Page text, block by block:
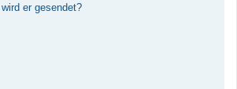
er gesendet?